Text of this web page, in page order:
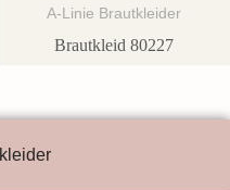
A-Linie Brautkleider
Brautkleid 80227